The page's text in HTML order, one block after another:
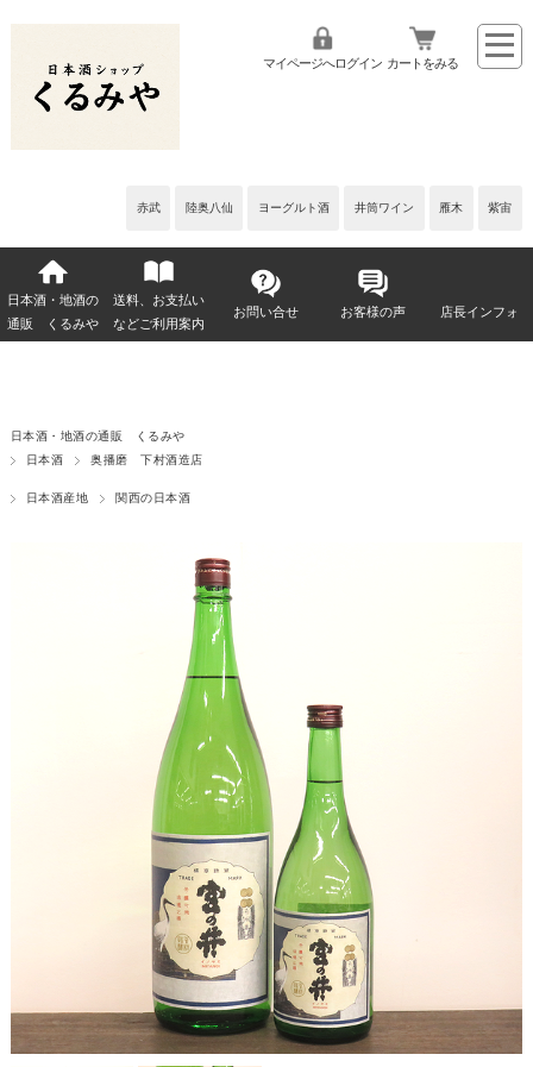
赤武 陸奥八仙 ヨーグルト酒 井筒ワイン 雁木 紫宙
マイページへログイン カートをみる
日本酒・地酒の
通販 くるみや
送料、お支払い
などご利用案内
お問い合せ お客様の声 店長インフォ
日本酒・地酒の通販 くるみや
日本酒
奥播磨 下村酒造店
日本酒産地 関西の日本酒